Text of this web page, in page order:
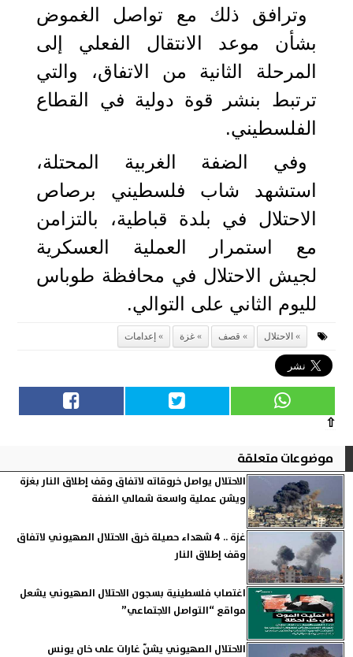
وترافق ذلك مع تواصل الغموض
بشأن موعد الانتقال الفعلي إلى
المرحلة الثانية من الاتفاق، والتي
ترتبط بنشر قوة دولية في القطاع
الفلسطيني.
وفي الضفة الغربية المحتلة،
استشهد شاب فلسطيني برصاص
الاحتلال في بلدة قباطية، بالتزامن
مع استمرار العملية العسكرية
لجيش الاحتلال في محافظة طوباس
لليوم الثاني على التوالي.
الاحتلال قصف غزة إعدامات
⇧
موضوعات متعلقة
الاحتلال يواصل خروقاته لاتفاق وقف إطلاق النار بغزة
ويشن عملية واسعة شمالي الضفة
غزة .. 4 شهداء حصيلة خرق الاحتلال الصهيوني لاتفاق
وقف إطلاق النار
اغتصاب فلسطينية بسجون الاحتلال الصهيوني يشعل
مواقع “التواصل الاجتماعي”
الاحتلال الصهيوني يشنّ غارات على خان يونس